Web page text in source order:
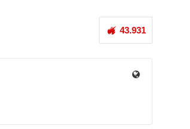
43.931